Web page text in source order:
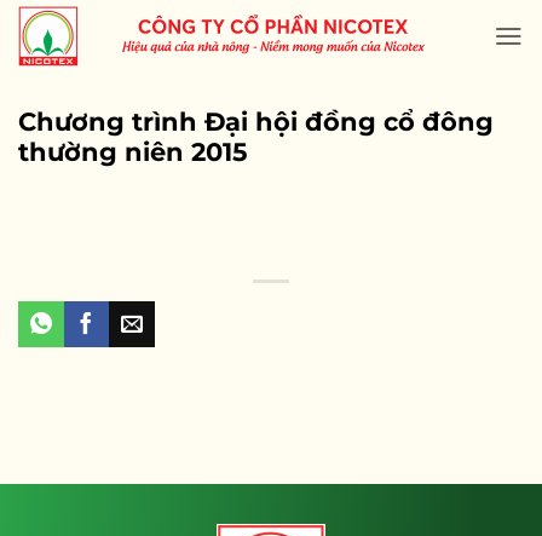
Skip
content
Chương trình Đại hội đồng cổ đông
thường niên 2015